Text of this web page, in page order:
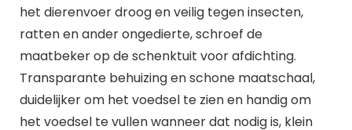
het dierenvoer droog en veilig tegen insecten,
ratten en ander ongedierte, schroef de
maatbeker op de schenktuit voor afdichting.
Transparante behuizing en schone maatschaal,
duidelijker om het voedsel te zien en handig om
het voedsel te vullen wanneer dat nodig is, klein